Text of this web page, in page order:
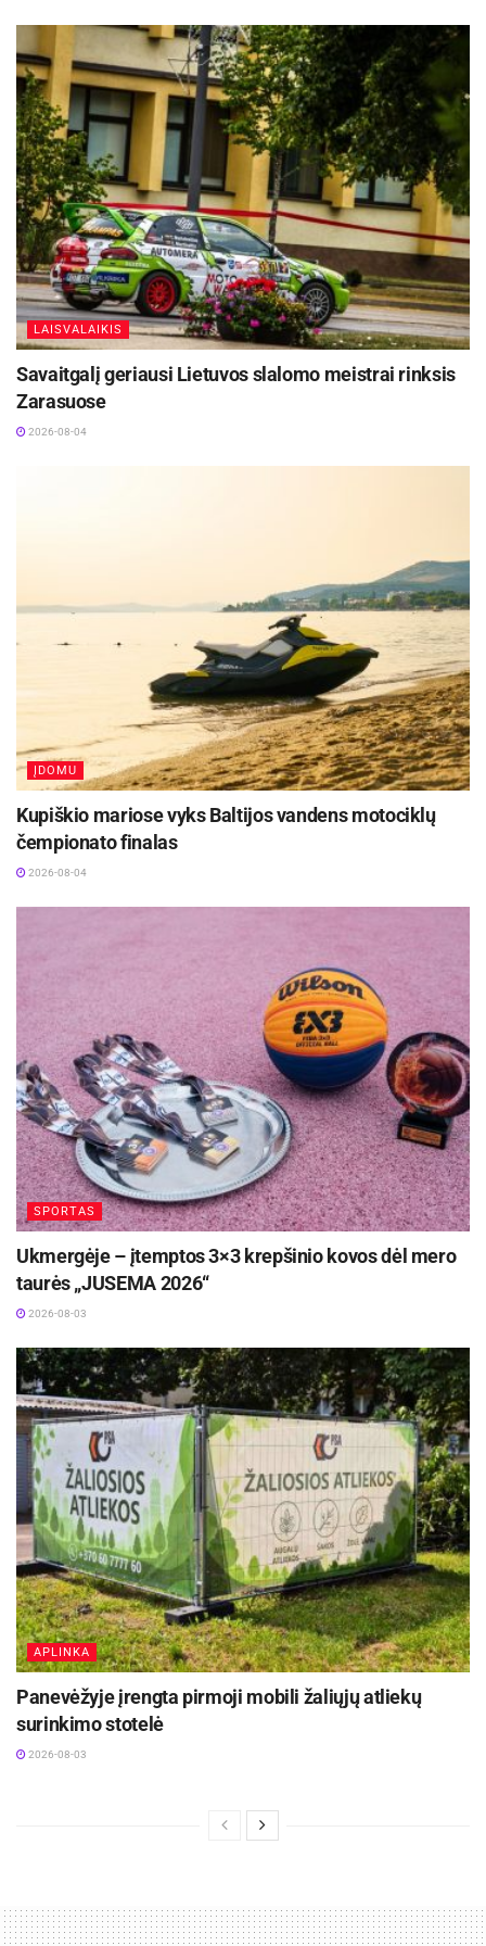
Žymos: A lyga FK „Panevėžys“ Futbolas
LAISVALAIKIS
Savaitgalį geriausi Lietuvos slalomo meistrai rinksis
Zarasuose
2026-08-04
ĮDOMU
Kupiškio mariose vyks Baltijos vandens motociklų
čempionato finalas
2026-08-04
SPORTAS
Ukmergėje – įtemptos 3×3 krepšinio kovos dėl mero
taurės „JUSEMA 2026“
2026-08-03
APLINKA
Panevėžyje įrengta pirmoji mobili žaliųjų atliekų
surinkimo stotelė
2026-08-03